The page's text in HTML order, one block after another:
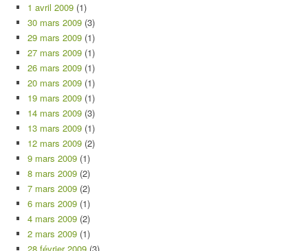
1 avril 2009 (1)
30 mars 2009 (3)
29 mars 2009 (1)
27 mars 2009 (1)
26 mars 2009 (1)
20 mars 2009 (1)
19 mars 2009 (1)
14 mars 2009 (3)
13 mars 2009 (1)
12 mars 2009 (2)
9 mars 2009 (1)
8 mars 2009 (2)
7 mars 2009 (2)
6 mars 2009 (1)
4 mars 2009 (2)
2 mars 2009 (1)